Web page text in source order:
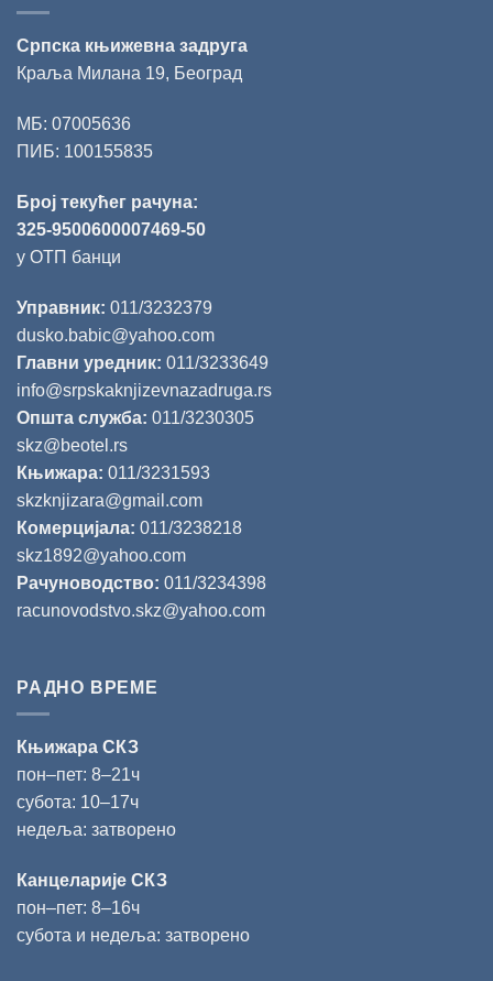
Српска књижевна задруга
Краља Милана 19, Београд
МБ: 07005636
ПИБ: 100155835
Број текућег рачуна:
325-9500600007469-50
у ОТП банци
Управник: 011/3232379
dusko.babic@yahoo.com
Главни уредник: 011/3233649
info@srpskaknjizevnazadruga.rs
Општа служба: 011/3230305
skz@beotel.rs
Књижара: 011/3231593
skzknjizara@gmail.com
Комерцијала: 011/3238218
skz1892@yahoo.com
Рачуноводство: 011/3234398
racunovodstvo.skz@yahoo.com
РАДНО ВРЕМЕ
Књижара СКЗ
пон‒пет: 8‒21ч
субота: 10‒17ч
недеља: затворено
Канцеларије СКЗ
пон‒пет: 8‒16ч
субота и недеља: затворено